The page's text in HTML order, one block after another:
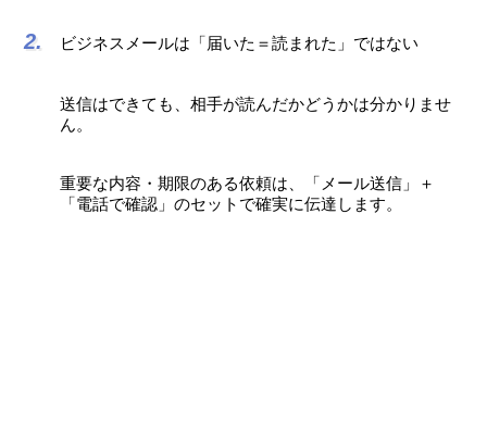
ビジネスメールは「届いた＝読まれた」ではない
送信はできても、相手が読んだかどうかは分かりませ
ん。
重要な内容・期限のある依頼は、「メール送信」＋
「電話で確認」のセットで確実に伝達します。